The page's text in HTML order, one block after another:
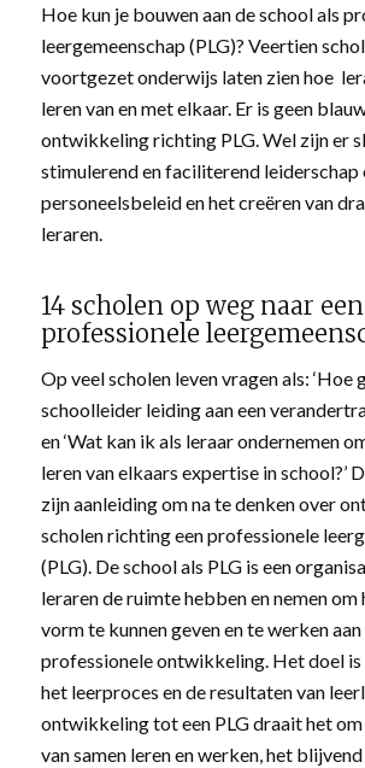
Hoe kun je bouwen aan de school als
leergemeenschap (PLG)? Veertien
voortgezet onderwijs laten zien hoe
leren van en met elkaar. Er is geen
ontwikkeling richting PLG. Wel zijn er
stimulerend en faciliterend leiderschap
personeelsbeleid en het creëren van
leraren.
14 scholen op weg naar een
professionele
Op veel scholen leven vragen als: ‘Hoe
schoolleider leiding aan een
en ‘Wat kan ik als leraar ondernemen
leren van elkaars expertise in school?’
zijn aanleiding om na te denken over
scholen richting een professionele
(PLG). De school als PLG is een
leraren de ruimte hebben en nemen
vorm te kunnen geven en te werken aan
professionele ontwikkeling. Het doel
het leerproces en de resultaten van
ontwikkeling tot een PLG draait het
van samen leren en werken, het